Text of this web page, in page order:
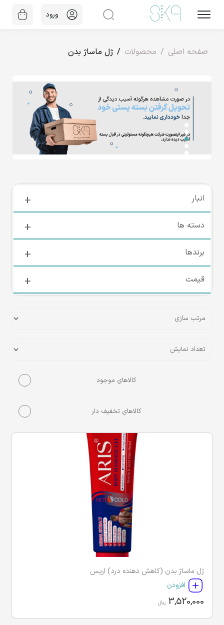
ورود
صفحه اصلی محصولات ژل ماساژ بدن
انبار
دسته ها
برندها
قیمت
کالاهای موجود
کالاهای تخفیف دار
ژل ماساژ بدن (کاهش دهنده درد) اریس
افزودن
3,520,000 ریال